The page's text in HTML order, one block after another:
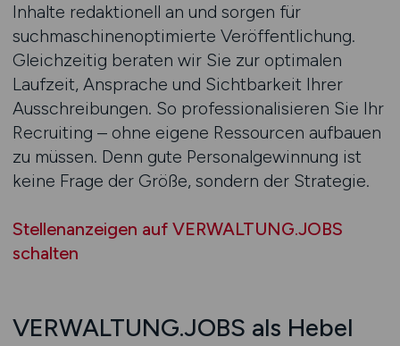
Inhalte redaktionell an und sorgen für
suchmaschinenoptimierte Veröffentlichung.
Gleichzeitig beraten wir Sie zur optimalen
Laufzeit, Ansprache und Sichtbarkeit Ihrer
Ausschreibungen. So professionalisieren Sie Ihr
Recruiting – ohne eigene Ressourcen aufbauen
zu müssen. Denn gute Personalgewinnung ist
keine Frage der Größe, sondern der Strategie.
Stellenanzeigen auf VERWALTUNG.JOBS
schalten
VERWALTUNG.JOBS als Hebel